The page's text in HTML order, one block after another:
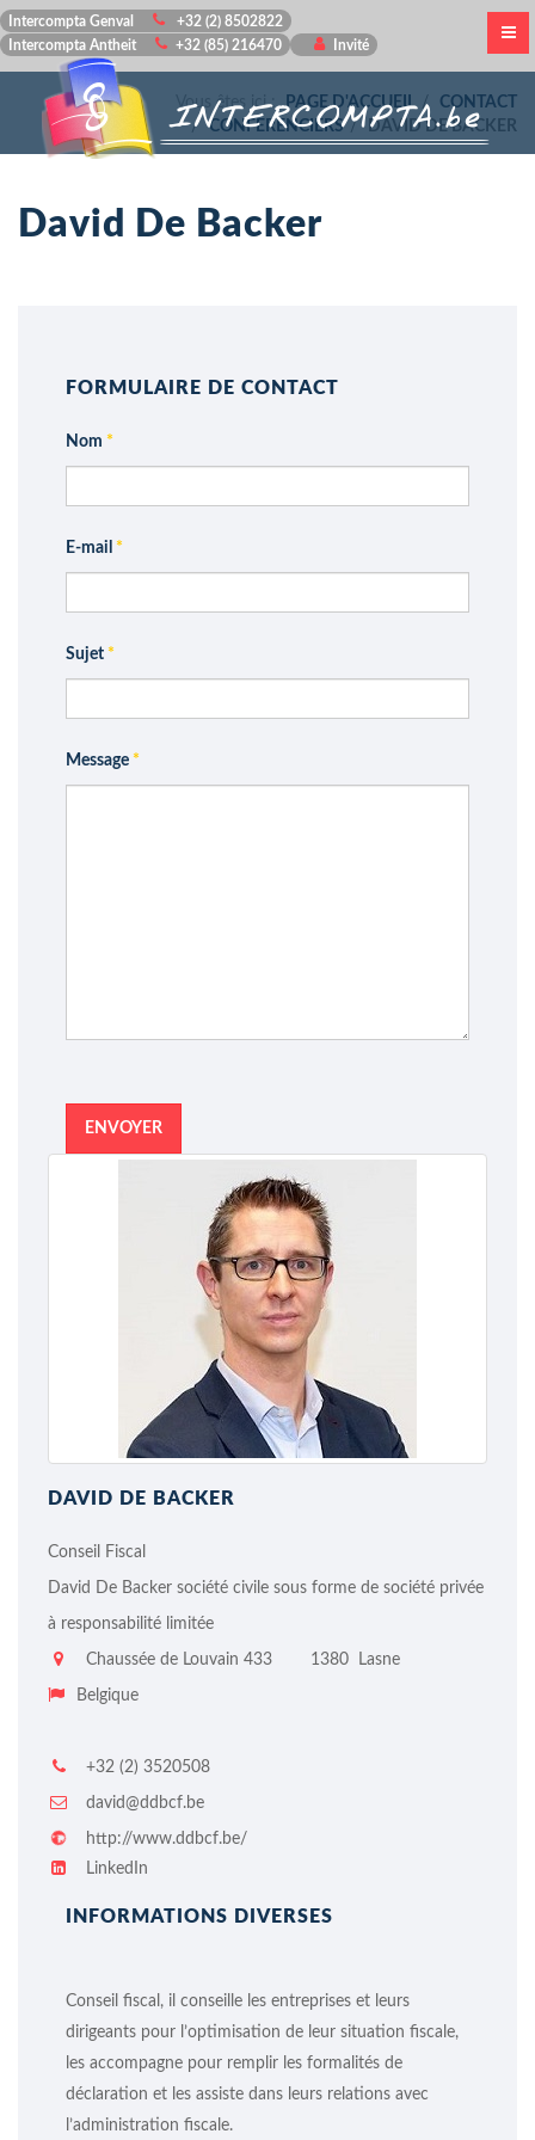
Intercompta Genval
+32 (2) 8502822
Intercompta Antheit
+32 (85) 216470 Invité
Vous êtes ici :PAGE D'ACCUEIL
CONTACT
CONFÉRENCIERS
DAVID DE BACKER
David De Backer
FORMULAIRE DE CONTACT
Nom *
E-mail *
Sujet *
Message *
ENVOYER
DAVID DE BACKER
Conseil Fiscal
David De Backer société civile sous forme de société privée
à responsabilité limitée
Chaussée de Louvain 433 1380 Lasne
Belgique
+32 (2) 3520508
david@ddbcf.be
http://www.ddbcf.be/
LinkedIn
INFORMATIONS DIVERSES
Conseil fiscal, il conseille les entreprises et leurs
dirigeants pour l’optimisation de leur situation fiscale,
les accompagne pour remplir les formalités de
déclaration et les assiste dans leurs relations avec
l’administration fiscale.